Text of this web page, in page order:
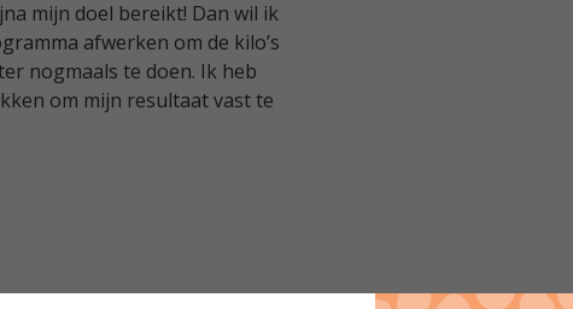
mijn doel bereikt! Dan wil ik
afwerken om de kilo’s
nogmaals te doen. Ik heb
om mijn resultaat vast te